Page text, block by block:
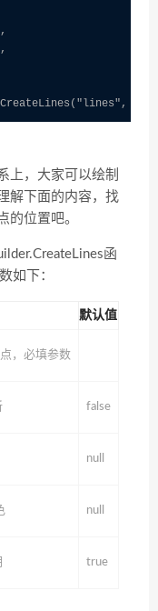
上，大家可以绘制
解下面的内容，找
的位置吧。
函
如下：
默认值
，必填参数
false
null
null
true